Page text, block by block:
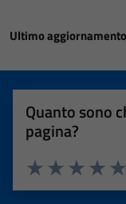
Ultimo
Quanto sono
pagina?
Valuta
Valuta 3
Valuta 2 stelle
Valuta 1 stelle su